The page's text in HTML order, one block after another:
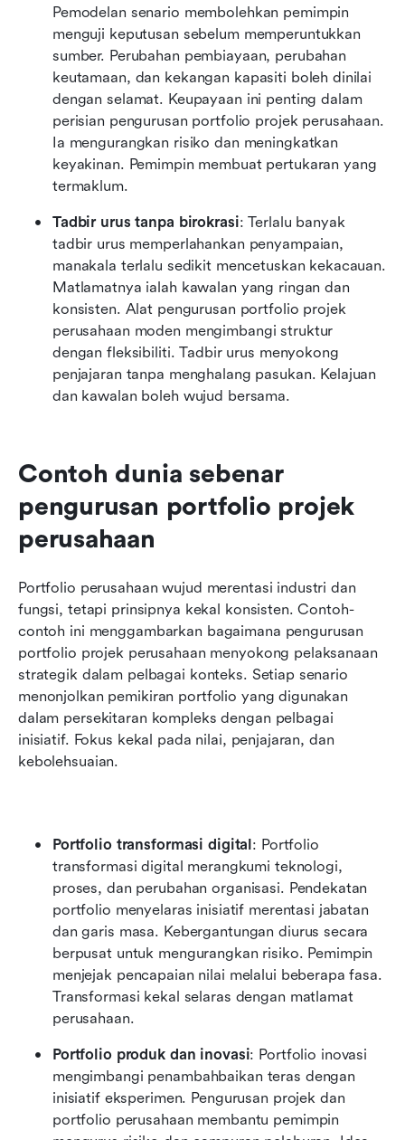
Pemodelan senario membolehkan pemimpin
menguji keputusan sebelum memperuntukkan
sumber. Perubahan pembiayaan, perubahan
keutamaan, dan kekangan kapasiti boleh dinilai
dengan selamat. Keupayaan ini penting dalam
perisian pengurusan portfolio projek perusahaan.
Ia mengurangkan risiko dan meningkatkan
keyakinan. Pemimpin membuat pertukaran yang
termaklum.
Tadbir urus tanpa birokrasi: Terlalu banyak
tadbir urus memperlahankan penyampaian,
manakala terlalu sedikit mencetuskan kekacauan.
Matlamatnya ialah kawalan yang ringan dan
konsisten. Alat pengurusan portfolio projek
perusahaan moden mengimbangi struktur
dengan fleksibiliti. Tadbir urus menyokong
penjajaran tanpa menghalang pasukan. Kelajuan
dan kawalan boleh wujud bersama.
Contoh dunia sebenar
pengurusan portfolio projek
perusahaan
Portfolio perusahaan wujud merentasi industri dan
fungsi, tetapi prinsipnya kekal konsisten. Contoh-
contoh ini menggambarkan bagaimana pengurusan
portfolio projek perusahaan menyokong pelaksanaan
strategik dalam pelbagai konteks. Setiap senario
menonjolkan pemikiran portfolio yang digunakan
dalam persekitaran kompleks dengan pelbagai
inisiatif. Fokus kekal pada nilai, penjajaran, dan
kebolehsuaian.
Portfolio transformasi digital: Portfolio
transformasi digital merangkumi teknologi,
proses, dan perubahan organisasi. Pendekatan
portfolio menyelaras inisiatif merentasi jabatan
dan garis masa. Kebergantungan diurus secara
berpusat untuk mengurangkan risiko. Pemimpin
menjejak pencapaian nilai melalui beberapa fasa.
Transformasi kekal selaras dengan matlamat
perusahaan.
Portfolio produk dan inovasi: Portfolio inovasi
mengimbangi penambahbaikan teras dengan
inisiatif eksperimen. Pengurusan projek dan
portfolio perusahaan membantu pemimpin